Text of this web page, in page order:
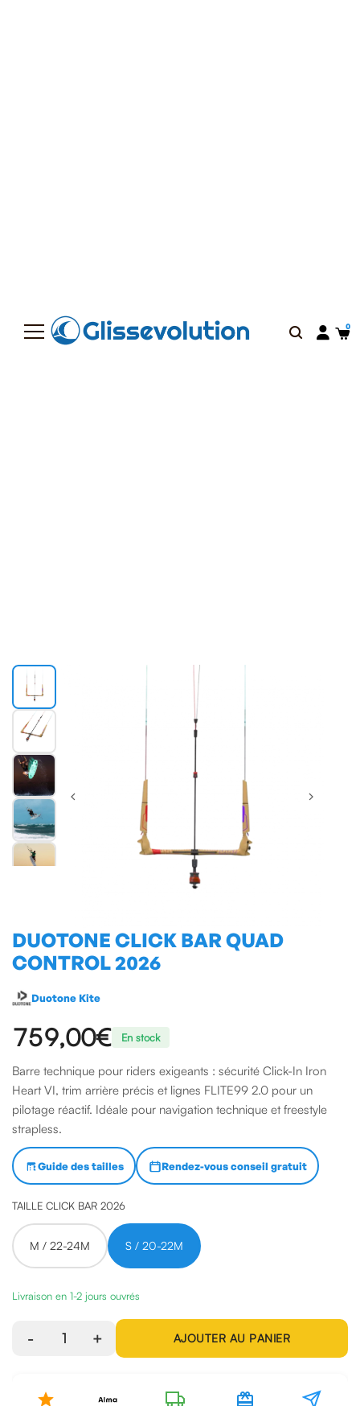
DUOTONE CLICK BAR QUAD
CONTROL 2026
Duotone Kite
759,00 € En stock
Barre technique pour riders exigeants : sécurité Click-In Iron
Heart VI, trim arrière précis et lignes FLITE99 2.0 pour un
pilotage réactif. Idéale pour navigation technique et freestyle
strapless.
Guide des tailles Rendez-vous conseil gratuit
TAILLE CLICK BAR 2026
M / 22-24M S / 20-22M
Livraison en 1-2 jours ouvrés
- 1 + AJOUTER AU PANIER